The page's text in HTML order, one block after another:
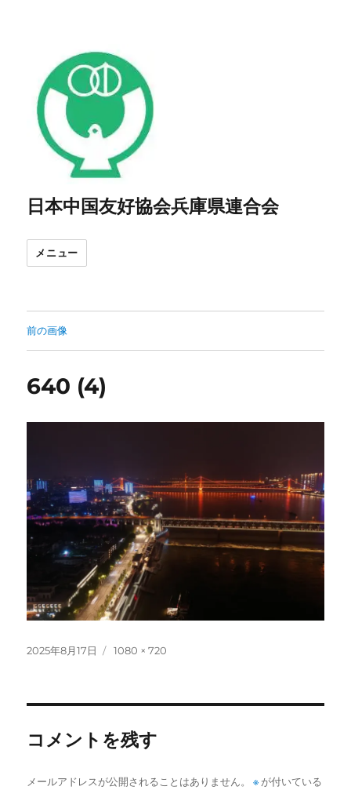
日本中国友好協会兵庫県連合会
メニュー
前の画像
640 (4)
投
2025年8月17日
フ
1080 × 720
コメントを残す
メールアドレスが公開されることはありません。 ※ が付いている